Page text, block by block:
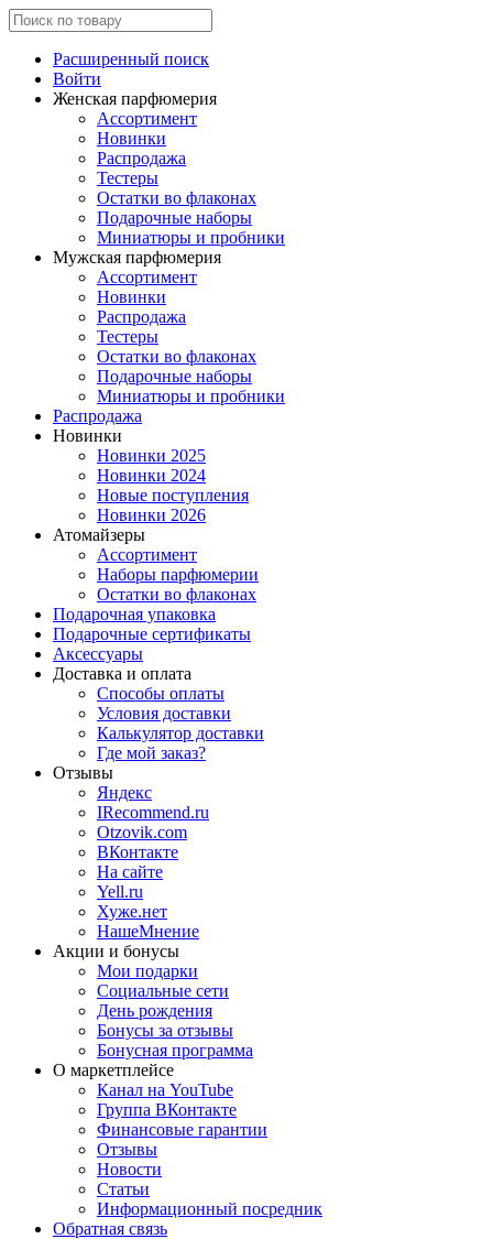
Расширенный поиск
Войти
Женская парфюмерия
Ассортимент
Новинки
Распродажа
Тестеры
Остатки во флаконах
Подарочные наборы
Миниатюры и пробники
Мужская парфюмерия
Ассортимент
Новинки
Распродажа
Тестеры
Остатки во флаконах
Подарочные наборы
Миниатюры и пробники
Распродажа
Новинки
Новинки 2025
Новинки 2024
Новые поступления
Новинки 2026
Атомайзеры
Ассортимент
Наборы парфюмерии
Остатки во флаконах
Подарочная упаковка
Подарочные сертификаты
Аксессуары
Доставка и оплата
Способы оплаты
Условия доставки
Калькулятор доставки
Где мой заказ?
Отзывы
Яндекс
IRecommend.ru
Otzovik.com
ВКонтакте
На сайте
Yell.ru
Хуже.нет
НашеМнение
Акции и бонусы
Мои подарки
Социальные сети
День рождения
Бонусы за отзывы
Бонусная программа
О маркетплейсе
Канал на YouTube
Группа ВКонтакте
Финансовые гарантии
Отзывы
Новости
Статьи
Информационный посредник
Обратная связь